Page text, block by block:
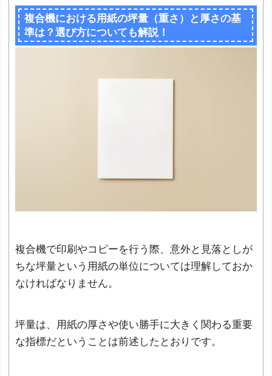
複合機における用紙の坪量（重さ）と厚さの基
準は？選び方についても解説！
複合機で印刷やコピーを行う際、意外と見落としが
ちな坪量という用紙の単位については理解しておか
なければなりません。
坪量は、用紙の厚さや使い勝手に大きく関わる重要
な指標だということは前述したとおりです。